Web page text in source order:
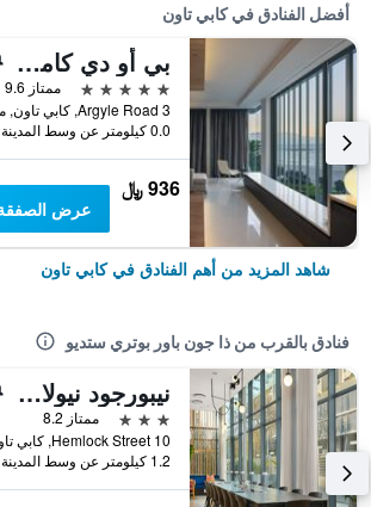
أفضل الفنادق في كابي تاون
بي أو دي كامبس باي
5 نجوم
ممتاز 9.6
0.0 كيلومتر عن وسط المدينة
936 ﷼
عرض
شاهد المزيد من أهم الفنادق في كابي تاون
فنادق بالقرب من ذا جون باور بوتري ستديو
نيبورجود نيولاندز
3 نجوم
ممتاز 8.2
1.2 كيلومتر عن وسط المدينة